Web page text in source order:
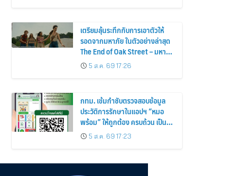
เตรียมลุ้นระทึกกับการเอาตัวให้
รอดจากมหาภัย ในตัวอย่างล่าสุด
The End of Oak Street – มหาภัย
สุดถนนโอ๊ค
5 ส.ค. 69 17:26
กทม. เข้มกำชับตรวจสอบข้อมูล
ประวัติการรักษาในแอปฯ “หมอ
พร้อม” ให้ถูกต้อง ครบถ้วน เป็น
ปัจจุบันป้องกันสวมสิทธิการรักษา
5 ส.ค. 69 17:23